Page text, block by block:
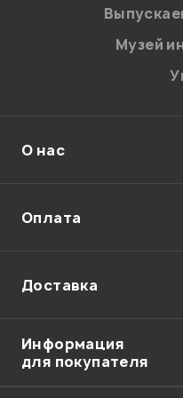
Введите
Отправить
Музей
О нас
Оплата
Доставка
Информация
для покупателя